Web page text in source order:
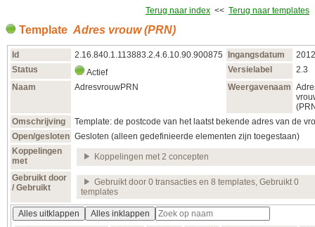
Terug naar index << Terug naar templates
Template Adres vrouw (PRN)
Id 2.16.840.1.113883.2.4.6.10.90.900875 Ingangsdatum
Status
Actief Versielabel
2.3
Naam
AdresvrouwPRN Weergavenaam
Omschrijving
Template: de postcode van het laatst bekende adres van de
Open/gesloten Gesloten (alleen gedefinieerde elementen zijn toegestaan)
Koppelingen
met
Koppelingen met 2 concepten
Gebruikt door
/ Gebruikt
Gebruikt door 0 transacties en 8 templates, Gebruikt 0
templates
Alles uitklappen
Alles inklappen